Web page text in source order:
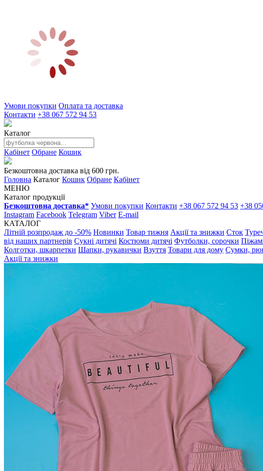
Умови покупки Оплата та доставка
Контакти +38 067 572 94 53
Каталог
Кабінет Обране Кошик
Безкоштовна доставка від 600 грн.
Головна Каталог Кошик Обране Кабінет
МЕНЮ
Каталог продукції
Безкоштовна доставка* Умови покупки Контакти +38 067 572 94 53 +38
Instagram Facebook Telegram Viber E-mail
КАТАЛОГ
Літній розпродаж до -50% Новинки Товар тижня Акції та знижки Сток
від наших партнерів Сукні дитячі Костюми дитячі Футболки, сорочки
Колготки, шкарпетки Шапки, рукавички Взуття Товари для дому Сумки,
Акції та знижки